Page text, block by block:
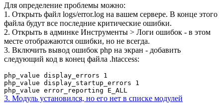
Для определение проблемы можно:
1. Открыть файл logs/error.log на вашем сервере. В конце этого
файла будут все последние критические ошибки.
2. Открыть в админке Инструменты > Логи ошибок - в этом
месте отображаются ошибки, но не всегда.
3. Включить вывод ошибок php на экран - добавить
следующий код в конец файла .htaccess:
php_value display_errors 1
php_value display_startup_errors 1
php_value error_reporting E_ALL
3. Модуль установился, но его нет в списке модулей